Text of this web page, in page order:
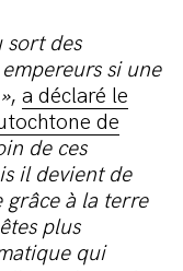
sort des
si une
, a déclaré le
de
de ces
il devient de
grâce à la terre
plus
qui